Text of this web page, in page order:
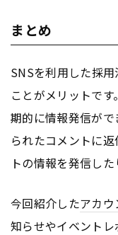
まとめ
SNSを利用した採
ことがメリットで
期的に情報発信が
られたコメントに
トの情報を発信し
今回紹介したアカウ
知らせやイベント